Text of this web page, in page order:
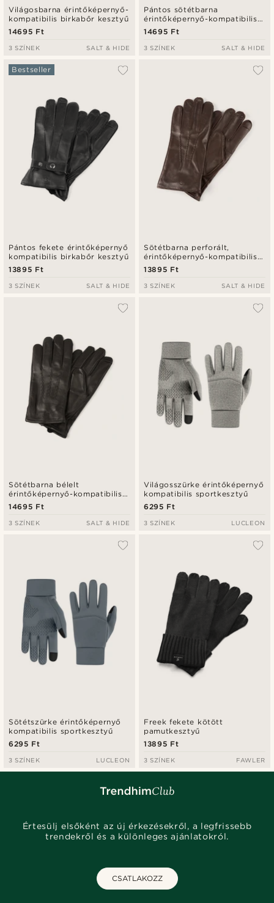
Világosbarna érintőképernyő-
kompatibilis birkabőr kesztyű
14695 Ft
3 SZÍNEK SALT & HIDE
Pántos sötétbarna
érintőképernyő-kompatibilis
birkabőr kesztyű
14695 Ft
3 SZÍNEK SALT & HIDE
Pántos fekete érintőképernyő
kompatibilis birkabőr kesztyű
Bestseller
13895 Ft
3 SZÍNEK SALT & HIDE
Sötétbarna perforált,
érintőképernyő-kompatibilis
juhbőr kesztyű
13895 Ft
3 SZÍNEK SALT & HIDE
Sötétbarna bélelt
érintőképernyő-kompatibilis
juhbőr kesztyű
14695 Ft
3 SZÍNEK SALT & HIDE
Világosszürke érintőképernyő
kompatibilis sportkesztyű
6295 Ft
3 SZÍNEK LUCLEON
Sötétszürke érintőképernyő
kompatibilis sportkesztyű
6295 Ft
3 SZÍNEK LUCLEON
Freek fekete kötött
pamutkesztyű
13895 Ft
3 SZÍNEK FAWLER
Értesülj elsőként az új érkezésekről, a legfrissebb
trendekről és a különleges ajánlatokról.
CSATLAKOZZ